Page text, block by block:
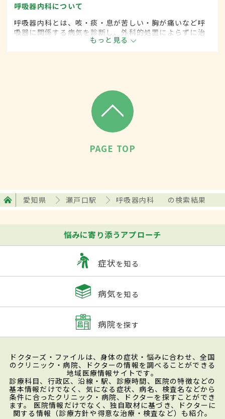
呼吸器内科について
呼吸器内科とは、咳・痰・息が苦しい・胸が痛いなど呼
吸器に関係する病気を診断し、外科的処置によらずに治
療する内科の一領域です。平成20年4月の制度改正前
は、呼吸器科と呼ばれていました。
もっと見る
PAGE TOP
愛知県 瀬戸口駅 呼吸器内科 の検索結果
悩みに寄り添うアプローチ
症状を知る
病気を知る
病院を探す
ドクターズ・ファイルは、身体の症状・悩みに合わせ、全国
のクリニック・病院、ドクターの情報を調べることができる
地域医療情報サイトです。
診療科目、行政区、沿線・駅、診療時間、医院の特徴などの
基本情報だけでなく、気になる症状、病名、検査名などから
条件に合ったクリニック・病院、ドクターを探すことができ
ます。 医院情報だけでなく、独自取材に基づき、ドクターに
関する情報（診療方針や得意な治療・検査など）も紹介。